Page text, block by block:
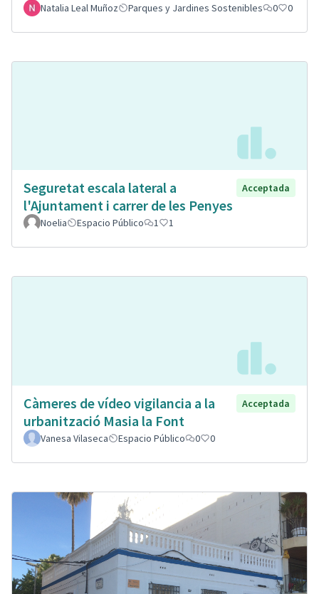
Natalia Leal Muñoz Parques y Jardines Sostenibles 0 0
Seguretat escala lateral a
l'Ajuntament i carrer de les Penyes
Acceptada
Noelia Espacio Público 1 1
Càmeres de vídeo vigilancia a la
urbanització Masia la Font
Acceptada
Vanesa Vilaseca Espacio Público 0 0